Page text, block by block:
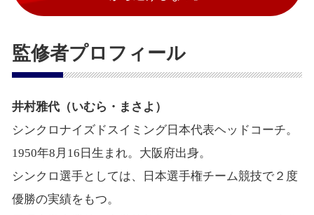
監修者プロフィール
井村雅代（いむら・まさよ）
シンクロナイズドスイミング日本代表ヘッドコーチ。
1950年8月16日生まれ。大阪府出身。
シンクロ選手としては、日本選手権チーム競技で２度
優勝の実績をもつ。